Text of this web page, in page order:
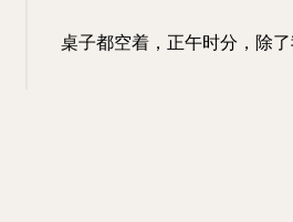
桌子都空着，正午时分，除了